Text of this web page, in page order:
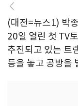
(대전=뉴스1) 박
20일 열린 첫 TV
추진되고 있는 트
등을 놓고 공방을